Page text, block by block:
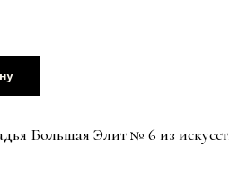
Большая Элит № 6 из